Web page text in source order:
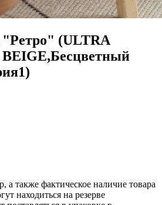
"Ретро" (ULTRA
а также фактическое наличие товара
находиться на резерве